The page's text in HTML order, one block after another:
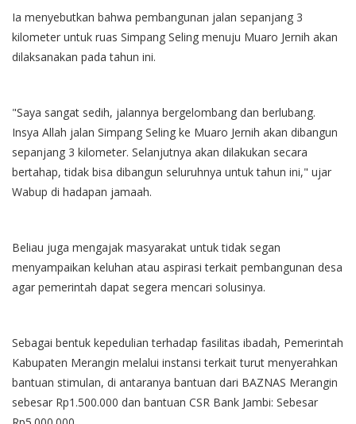
Ia menyebutkan bahwa pembangunan jalan sepanjang 3
kilometer untuk ruas Simpang Seling menuju Muaro Jernih akan
dilaksanakan pada tahun ini.
"Saya sangat sedih, jalannya bergelombang dan berlubang.
Insya Allah jalan Simpang Seling ke Muaro Jernih akan dibangun
sepanjang 3 kilometer. Selanjutnya akan dilakukan secara
bertahap, tidak bisa dibangun seluruhnya untuk tahun ini," ujar
Wabup di hadapan jamaah.
Beliau juga mengajak masyarakat untuk tidak segan
menyampaikan keluhan atau aspirasi terkait pembangunan desa
agar pemerintah dapat segera mencari solusinya.
Sebagai bentuk kepedulian terhadap fasilitas ibadah, Pemerintah
Kabupaten Merangin melalui instansi terkait turut menyerahkan
bantuan stimulan, di antaranya bantuan dari BAZNAS Merangin
sebesar Rp1.500.000 dan bantuan CSR Bank Jambi: Sebesar